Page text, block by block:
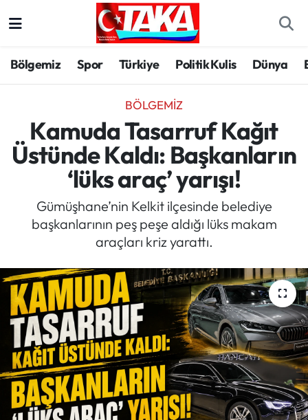
Bölgemiz Spor Türkiye Politik Kulis Dünya
BÖLGEMIZ
Kamuda Tasarruf Kağıt
Üstünde Kaldı: Başkanların
‘lüks araç’ yarışı!
Gümüşhane’nin Kelkit ilçesinde belediye
başkanlarının peş peşe aldığı lüks makam
araçları kriz yarattı.
Spor
Türkiye
Kültür/Sanat
Politika
Politik Kulis
Magazin
Mektup Galeri
Röportaj
Manşet
Trabzon Hava Durumu
Trabzon Trafik Yoğunluk Haritası
Süper Lig Puan Durumu ve Fikstür
Tüm Manşetler
Son Dakika Haberleri